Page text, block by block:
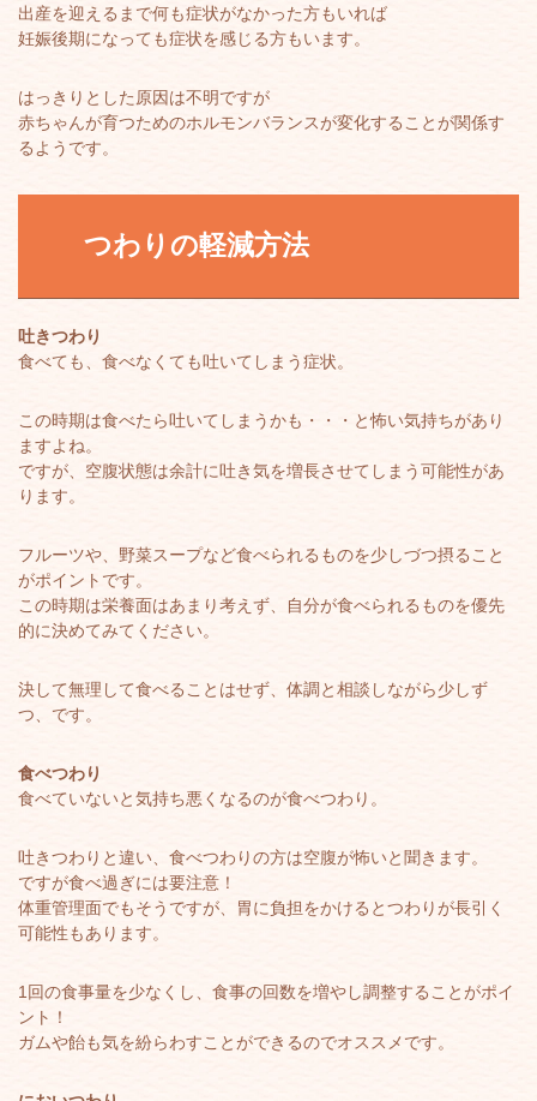
出産を迎えるまで何も症状がなかった方もいれば
妊娠後期になっても症状を感じる方もいます。
はっきりとした原因は不明ですが
赤ちゃんが育つためのホルモンバランスが変化することが関係す
るようです。
つわりの軽減方法
吐きつわり
食べても、食べなくても吐いてしまう症状。
この時期は食べたら吐いてしまうかも・・・と怖い気持ちがあり
ますよね。
ですが、空腹状態は余計に吐き気を増長させてしまう可能性があ
ります。
フルーツや、野菜スープなど食べられるものを少しづつ摂ること
がポイントです。
この時期は栄養面はあまり考えず、自分が食べられるものを優先
的に決めてみてください。
決して無理して食べることはせず、体調と相談しながら少しず
つ、です。
食べつわり
食べていないと気持ち悪くなるのが食べつわり。
吐きつわりと違い、食べつわりの方は空腹が怖いと聞きます。
ですが食べ過ぎには要注意！
体重管理面でもそうですが、胃に負担をかけるとつわりが長引く
可能性もあります。
1回の食事量を少なくし、食事の回数を増やし調整することがポイ
ント！
ガムや飴も気を紛らわすことができるのでオススメです。